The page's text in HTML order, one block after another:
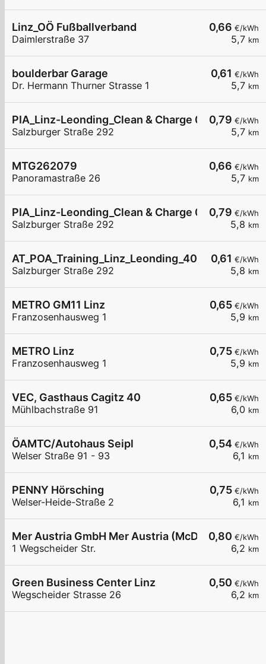
0,66 €/kWh
5,7 km
Linz_OÖ Fußballverband
Daimlerstraße 37
0,61 €/kWh
5,7 km
boulderbar Garage
Dr. Hermann Thurner Strasse 1
0,79 €/kWh
5,7 km
PIA_Linz-Leonding_Clean & Charge 004_bis 200
Salzburger Straße 292
0,66 €/kWh
5,7 km
MTG262079
Panoramastraße 26
0,79 €/kWh
5,8 km
PIA_Linz-Leonding_Clean & Charge 006_bis 200
Salzburger Straße 292
0,61 €/kWh
5,8 km
AT_POA_Training_Linz_Leonding_4060_001
Salzburger Straße 292
0,65 €/kWh
5,9 km
METRO GM11 Linz
Franzosenhausweg 1
0,75 €/kWh
5,9 km
METRO Linz
Franzosenhausweg 1
0,65 €/kWh
6,0 km
VEC, Gasthaus Cagitz 40
Mühlbachstraße 91
0,54 €/kWh
6,1 km
ÖAMTC/Autohaus Seipl
Welser Straße 91 - 93
0,75 €/kWh
6,1 km
PENNY Hörsching
Welser-Heide-Straße 2
0,80 €/kWh
6,2 km
Mer Austria GmbH Mer Austria (McD) - Linz -
1 Wegscheider Str.
0,50 €/kWh
6,2 km
Green Business Center Linz
Wegscheider Strasse 26